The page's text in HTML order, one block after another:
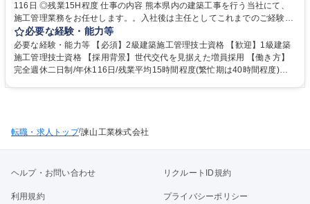
116日 ◎残業15H程度 仕事の内容 熊本県内の建築工事を行う当社にて、
施工管理業務をお任せします。。入社後は主任としてこれまでのご経験を
活かして当社社員への技術伝承や育成を期待いたします。 【具体的な業務
内容】 ■施工計画の策定■施工図の作成 ■各現場の工程管理/安全管理/原価
管理/品質管理 ■協力会社・下請け会社への説明・指導 など 【働き方改革
について】社長が積極的に取り組んでおり、IT化の積極導入で業務効率化
必要な経験・能力等
必要な経験・能力等 【必須】2級建築施工管理技士資格 【歓迎】1級建築
施工管理技士資格 【採用背景】世代交代を見据えた増員採用 【働き方】
完全週休二日制/年休116日/残業平均15時間程度(繁忙期は40時間程度)有
業」としても認定いただいております。 学歴・資格 学歴：大学院 大学 高
転職・求人トップ/諫山工業株式会社
ヘルプ・お問い合わせ リクルートID規約
利用規約 プライバシーポリシー